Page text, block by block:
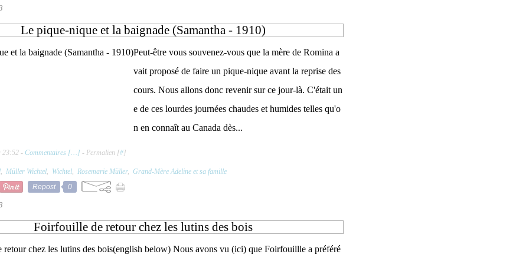
Le pique-nique et la baignade (Samantha - 1910)
Peut-être vous souvenez-vous que la mère de Romina a
vait proposé de faire un pique-nique avant la reprise des
cours. Nous allons donc revenir sur ce jour-là. C'était un
e de ces lourdes journées chaudes et humides telles qu'o
n en connaît au Canada dès...
23:52 - Commentaires [… ] - Permalien [#]
, Müller Wichtel, Wichtel, Rosemarie Müller, Grand-Mère Adeline et sa famille
Repost
0
Foirfouille de retour chez les lutins des bois
(english below) Nous avons vu (ici) que Foirfouillle a préféré